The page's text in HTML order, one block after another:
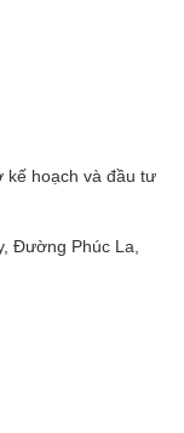
kế hoạch và đầu tư
Đường Phúc La,